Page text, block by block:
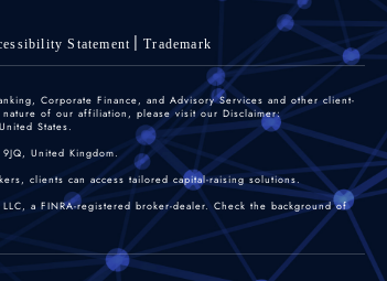
Statement Trademark
Corporate Finance, and Advisory Services and other client-
nature of our affiliation, please visit our Disclaimer:
States.
9JQ, United Kingdom.
clients can access tailored capital-raising solutions.
a FINRA-registered broker-dealer. Check the background of